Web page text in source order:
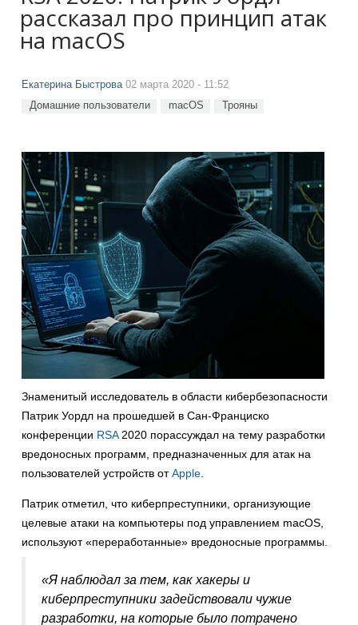
рассказал про принцип атак
на macOS
Екатерина Быстрова02 марта 2020 - 11:52
Домашние пользователи macOS Трояны
Знаменитый исследователь в области кибербезопасности
Патрик Уордл на прошедшей в Сан-Франциско
конференции RSA2020 порассуждал на тему разработки
вредоносных программ, предназначенных для атак на
пользователей устройств отApple.
Патрик отметил, что киберпреступники, организующие
целевые атаки на компьютеры под управлением macOS,
используют «переработанные» вредоносные программы.
«Я наблюдал за тем, как хакеры и
киберпреступники задействовали чужие
разработки, на которые было потрачено